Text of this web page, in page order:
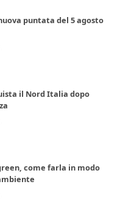
puntata del 5 agosto
il Nord Italia dopo
come farla in modo